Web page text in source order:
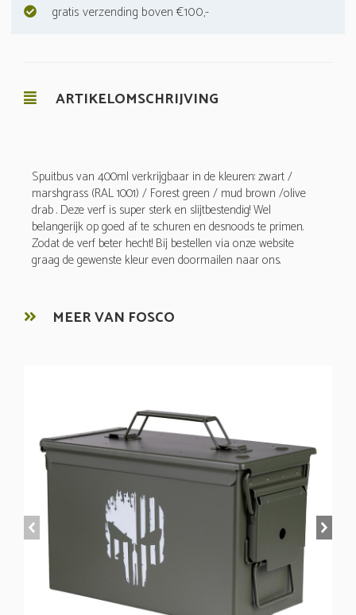
gratis verzending boven €100,-
ARTIKELOMSCHRIJVING
Spuitbus van 400ml verkrijgbaar in de kleuren: zwart /
marshgrass (RAL 1001) / Forest green / mud brown /olive
drab . Deze verf is super sterk en slijtbestendig! Wel
belangerijk op goed af te schuren en desnoods te primen.
Zodat de verf beter hecht! Bij bestellen via onze website
graag de gewenste kleur even doormailen naar ons.
MEER VAN FOSCO
prev